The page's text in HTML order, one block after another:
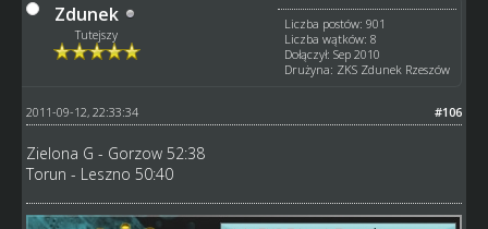
Zdunek
Tutejszy
Liczba postów: 901
Liczba wątków: 8
Dołączył: Sep 2010
Drużyna: ZKS Zdunek Rzeszów
#106
2011-09-12, 22:33:34
Zielona G - Gorzow 52:38
Torun - Leszno 50:40